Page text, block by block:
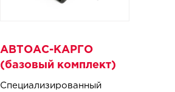
АВТОАС-КАРГО
(базовый комплект)
Специализированный